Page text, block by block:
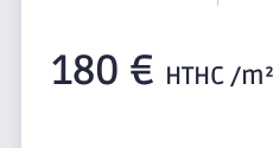
180 € HTHC /